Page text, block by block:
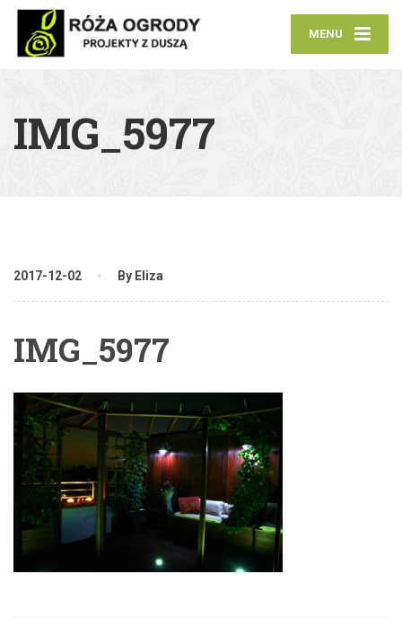
MENU
IMG_5977
2017-12-02 By Eliza
IMG_5977